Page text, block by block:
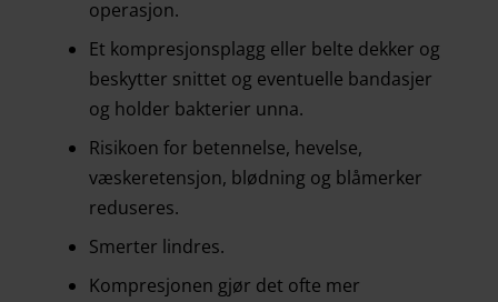
operasjon.
Et kompresjonsplagg eller belte dekker og
beskytter snittet og eventuelle bandasjer
og holder bakterier unna.
Risikoen for betennelse, hevelse,
væskeretensjon, blødning og blåmerker
reduseres.
Smerter lindres.
Kompresjonen gjør det ofte mer